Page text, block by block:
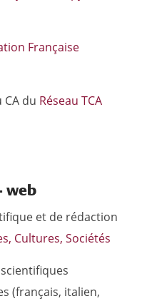
Française
du Réseau TCA
web
et de rédaction
Cultures, Sociétés
(français, italien,